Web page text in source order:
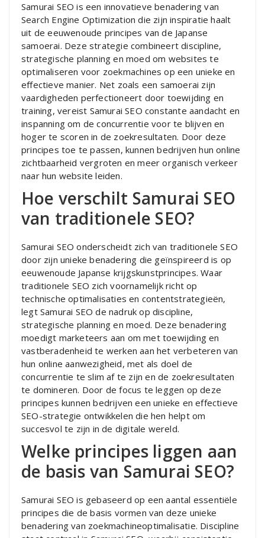
Samurai SEO is een innovatieve benadering van
Search Engine Optimization die zijn inspiratie haalt
uit de eeuwenoude principes van de Japanse
samoerai. Deze strategie combineert discipline,
strategische planning en moed om websites te
optimaliseren voor zoekmachines op een unieke en
effectieve manier. Net zoals een samoerai zijn
vaardigheden perfectioneert door toewijding en
training, vereist Samurai SEO constante aandacht en
inspanning om de concurrentie voor te blijven en
hoger te scoren in de zoekresultaten. Door deze
principes toe te passen, kunnen bedrijven hun online
zichtbaarheid vergroten en meer organisch verkeer
naar hun website leiden.
Hoe verschilt Samurai SEO
van traditionele SEO?
Samurai SEO onderscheidt zich van traditionele SEO
door zijn unieke benadering die geïnspireerd is op
eeuwenoude Japanse krijgskunstprincipes. Waar
traditionele SEO zich voornamelijk richt op
technische optimalisaties en contentstrategieën,
legt Samurai SEO de nadruk op discipline,
strategische planning en moed. Deze benadering
moedigt marketeers aan om met toewijding en
vastberadenheid te werken aan het verbeteren van
hun online aanwezigheid, met als doel de
concurrentie te slim af te zijn en de zoekresultaten
te domineren. Door de focus te leggen op deze
principes kunnen bedrijven een unieke en effectieve
SEO-strategie ontwikkelen die hen helpt om
succesvol te zijn in de digitale wereld.
Welke principes liggen aan
de basis van Samurai SEO?
Samurai SEO is gebaseerd op een aantal essentiële
principes die de basis vormen van deze unieke
benadering van zoekmachineoptimalisatie. Discipline